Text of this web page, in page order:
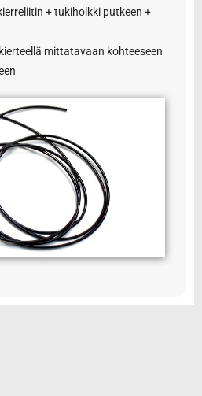
+ tukiholkki putkeen +
mittatavaan kohteeseen